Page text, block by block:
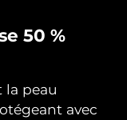
50 %
la peau
avec